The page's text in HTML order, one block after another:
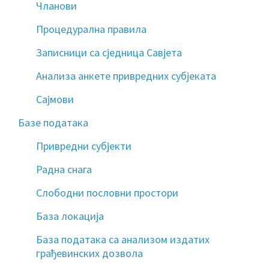
Чланови
Процедурална правила
Записници са сједница Савјета
Анализа анкете привредних субјеката
Сајмови
Базе података
Привредни субјекти
Радна снага
Слободни пословни простори
База локација
База података са анализом издатих
грађевинских дозвола